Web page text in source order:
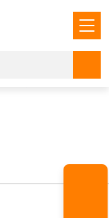
cache/aa/b6ae4/
流视频下载APP,夜夜视